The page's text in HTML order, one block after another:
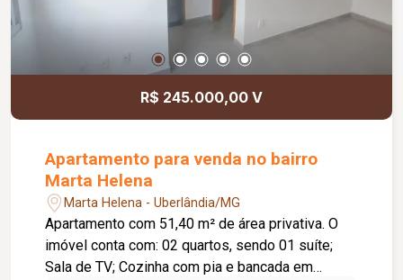
R$ 245.000,00 V
Apartamento para venda no bairro
Marta Helena
Marta Helena - Uberlândia/MG
Apartamento com 51,40 m² de área privativa. O
imóvel conta com: 02 quartos, sendo 01 suíte;
Sala de TV; Cozinha com pia e bancada em